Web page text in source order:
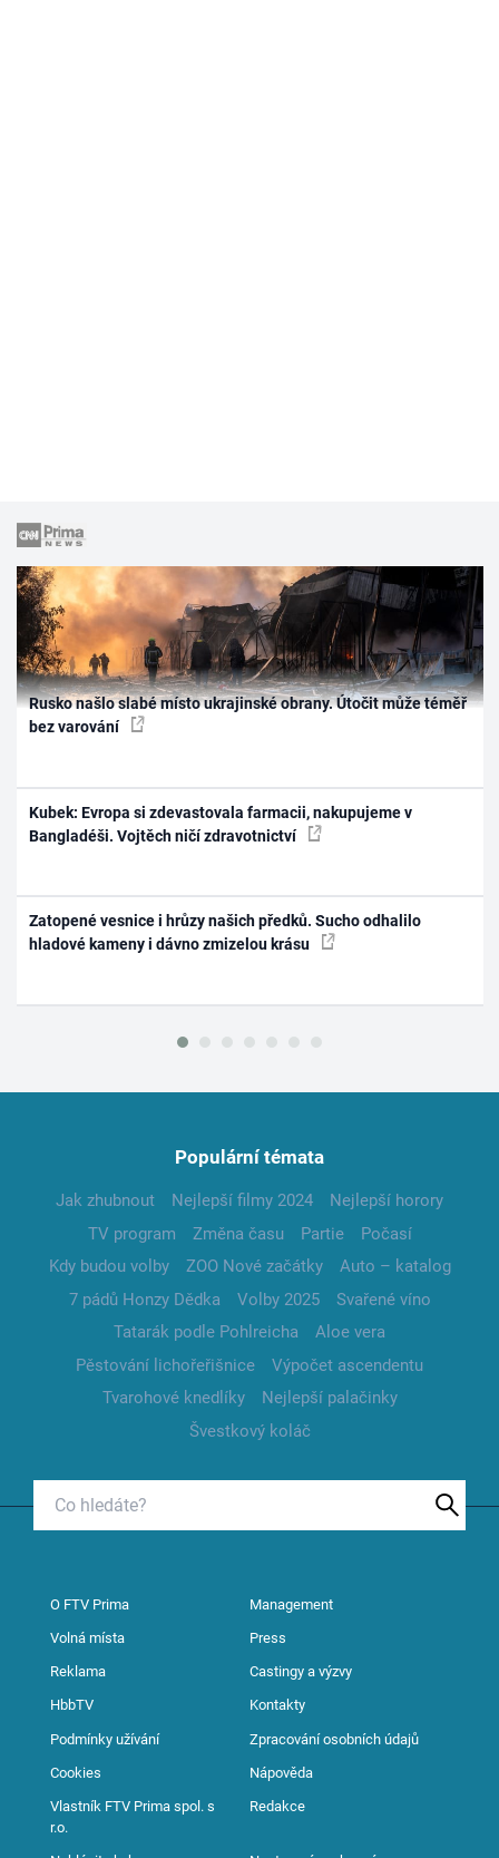
Rusko našlo slabé místo ukrajinské obrany. Útočit může téměř
bez varování
Kubek: Evropa si zdevastovala farmacii, nakupujeme v
Bangladéši. Vojtěch ničí zdravotnictví
Zatopené vesnice i hrůzy našich předků. Sucho odhalilo
hladové kameny i dávno zmizelou krásu
Populární témata
Jak zhubnout Nejlepší filmy 2024
Nejlepší horory
TV program
Změna času Partie
Počasí
Kdy budou volby
ZOO Nové začátky
Auto – katalog
7 pádů Honzy Dědka
Volby 2025
Svařené víno
Tatarák podle Pohlreicha
Aloe vera
Pěstování lichořeřišnice
Výpočet ascendentu
Tvarohové knedlíky
Nejlepší palačinky
Švestkový koláč
O FTV Prima Management
Volná místa Press
Reklama Castingy a výzvy
HbbTV Kontakty
Podmínky užívání Zpracování osobních údajů
Cookies Nápověda
Vlastník FTV Prima spol. s
r.o.
Redakce